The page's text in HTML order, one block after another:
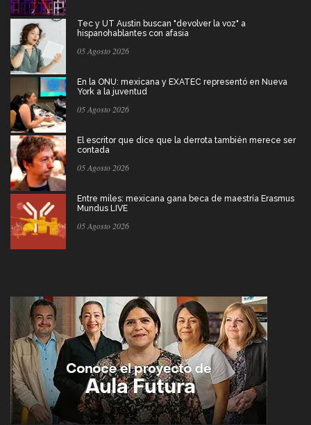
Tec y UT Austin buscan "devolver la voz" a
hispanohablantes con afasia
05 Agosto 2026
En la ONU: mexicana y EXATEC representó en Nueva
York a la juventud
05 Agosto 2026
El escritor que dice que la derrota también merece ser
contada
05 Agosto 2026
Entre miles: mexicana gana beca de maestría Erasmus
Mundus LIVE
05 Agosto 2026